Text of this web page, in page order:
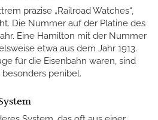
präzise „Railroad Watches“,
Die Nummer auf der Platine des
Eine Hamilton mit der Nummer
etwa aus dem Jahr 1913.
für die Eisenbahn waren, sind
penibel.